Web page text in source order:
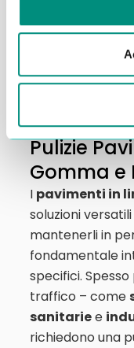
per ripristinarne
il nostro servizio
più
autentico del
Pulizie
Gomma e
I pavimenti in
soluzioni
mantenerli in
fondamentale
specifici.
traffico – come
sanitariee
richiedono una